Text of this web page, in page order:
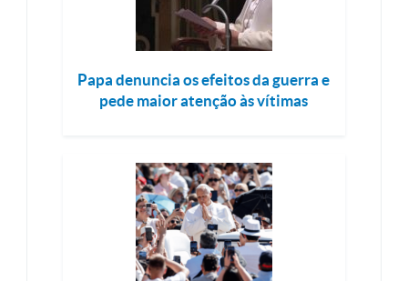
Papa denuncia os efeitos da guerra e
pede maior atenção às vítimas